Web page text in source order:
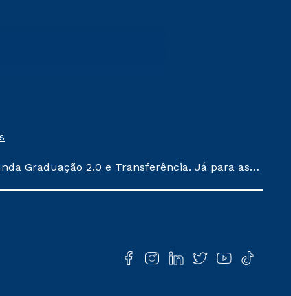
Graduação 2.0 e Transferência. Já para as
exposto no contrato de prestação de